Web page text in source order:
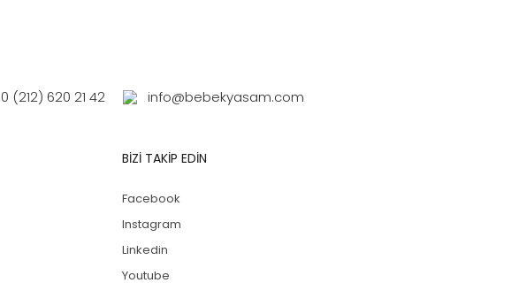
0 (212) 620 21 42 info@bebekyasam.com
BİZİ TAKİP EDİN
Facebook
Instagram
Linkedin
Youtube